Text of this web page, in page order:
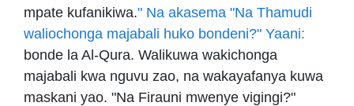
mpate kufanikiwa." Na akasema "Na Thamudi
waliochonga majabali huko bondeni?" Yaani:
bonde la Al-Qura. Walikuwa wakichonga
majabali kwa nguvu zao, na wakayafanya kuwa
maskani yao. "Na Firauni mwenye vigingi?"